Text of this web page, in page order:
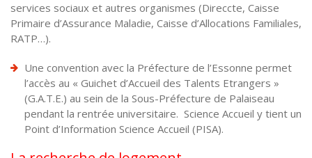
services sociaux et autres organismes (Direccte, Caisse
Primaire d’Assurance Maladie, Caisse d’Allocations Familiales,
RATP…).
Une convention avec la Préfecture de l’Essonne permet
l’accès au « Guichet d’Accueil des Talents Etrangers »
(G.A.T.E.) au sein de la Sous-Préfecture de Palaiseau
pendant la rentrée universitaire. Science Accueil y tient un
Point d’Information Science Accueil (PISA).